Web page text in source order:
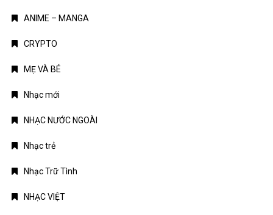
ANIME – MANGA
CRYPTO
MẸ VÀ BÉ
Nhạc mới
NHẠC NƯỚC NGOÀI
Nhạc trẻ
Nhạc Trữ Tình
NHẠC VIỆT